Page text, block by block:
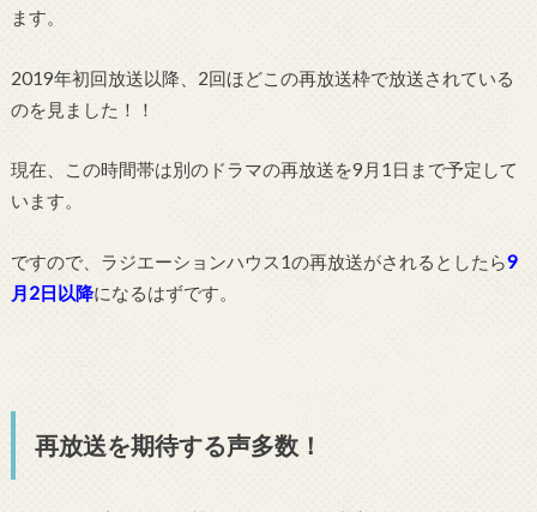
ます。
2019年初回放送以降、2回ほどこの再放送枠で放送されている
のを見ました！！
現在、この時間帯は別のドラマの再放送を9月1日まで予定して
います。
ですので、ラジエーションハウス1の再放送がされるとしたら9
月2日以降になるはずです。
再放送を期待する声多数！